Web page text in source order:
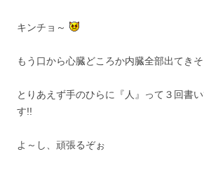
キンチョ～
もう口から心臓どころか内臓全部出てき
とりあえず手のひらに『人』って３回書
す!!
よ～し、頑張るぞぉ